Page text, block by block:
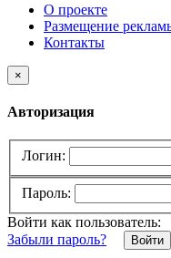
О проекте
Размещение
Контакты
×
Авторизация
Логин:
Пароль:
Войти как пользователь:
Забыли пароль?